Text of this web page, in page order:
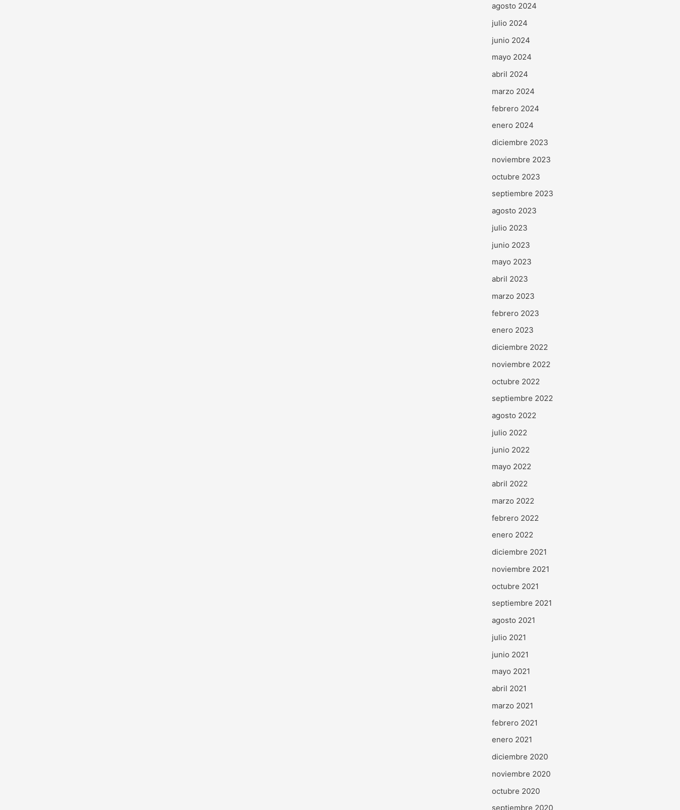
agosto 2024
julio 2024
junio 2024
mayo 2024
abril 2024
marzo 2024
febrero 2024
enero 2024
diciembre 2023
noviembre 2023
octubre 2023
septiembre 2023
agosto 2023
julio 2023
junio 2023
mayo 2023
abril 2023
marzo 2023
febrero 2023
enero 2023
diciembre 2022
noviembre 2022
octubre 2022
septiembre 2022
agosto 2022
julio 2022
junio 2022
mayo 2022
abril 2022
marzo 2022
febrero 2022
enero 2022
diciembre 2021
noviembre 2021
octubre 2021
septiembre 2021
agosto 2021
julio 2021
junio 2021
mayo 2021
abril 2021
marzo 2021
febrero 2021
enero 2021
diciembre 2020
noviembre 2020
octubre 2020
septiembre 2020